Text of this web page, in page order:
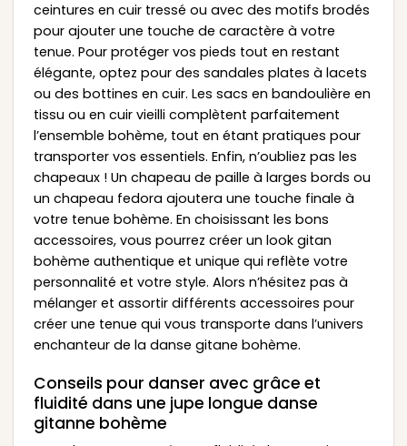
ceintures en cuir tressé ou avec des motifs brodés
pour ajouter une touche de caractère à votre
tenue. Pour protéger vos pieds tout en restant
élégante, optez pour des sandales plates à lacets
ou des bottines en cuir. Les sacs en bandoulière en
tissu ou en cuir vieilli complètent parfaitement
l’ensemble bohème, tout en étant pratiques pour
transporter vos essentiels. Enfin, n’oubliez pas les
chapeaux ! Un chapeau de paille à larges bords ou
un chapeau fedora ajoutera une touche finale à
votre tenue bohème. En choisissant les bons
accessoires, vous pourrez créer un look gitan
bohème authentique et unique qui reflète votre
personnalité et votre style. Alors n’hésitez pas à
mélanger et assortir différents accessoires pour
créer une tenue qui vous transporte dans l’univers
enchanteur de la danse gitane bohème.
Conseils pour danser avec grâce et
fluidité dans une jupe longue danse
gitanne bohème